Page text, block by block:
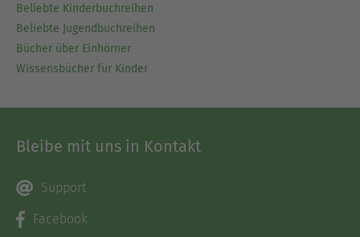
Beliebte Kinderbuchreihen
Beliebte Jugendbuchreihen
Bücher über Einhörner
Wissensbücher für Kinder
Bleibe mit uns in Kontakt
Support
Facebook